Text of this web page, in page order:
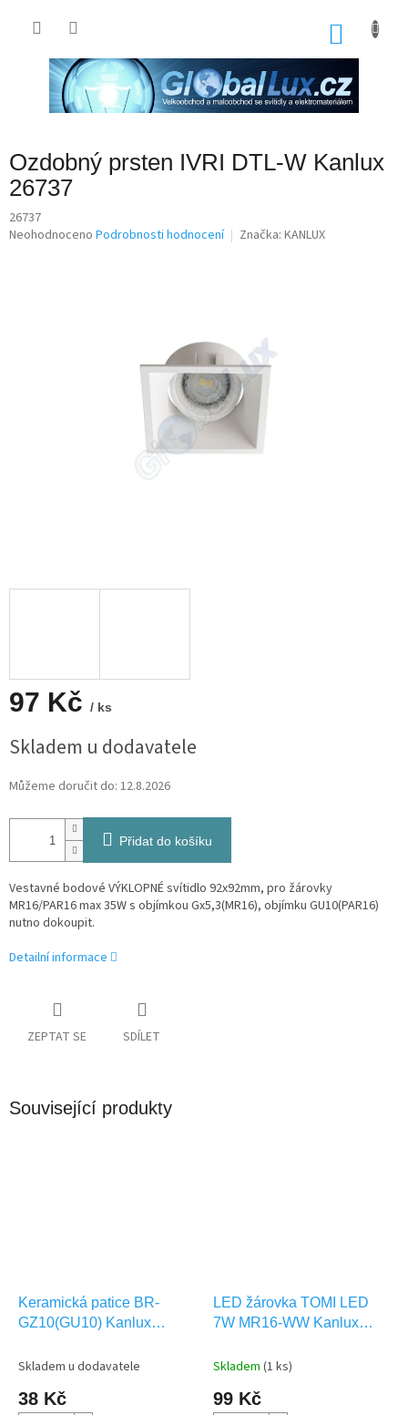
Ozdobný prsten IVRI DTL-W Kanlux
26737
26737
Průměrné
Neohodnoceno Podrobnosti hodnocení Značka: KANLUX
97 Kč / ks
cena:
Skladem u dodavatele
Můžeme doručit do: 12.8.2026
Přidat do košíku
Vestavné bodové VÝKLOPNÉ svítidlo 92x92mm, pro žárovky
MR16/PAR16 max 35W s objímkou Gx5,3(MR16), objímku GU10(PAR16)
nutno dokoupit.
Detailní informace
ZEPTAT SE SDÍLET
Související produkty
Keramická patice BR-
GZ10(GU10) Kanlux
Skladem u dodavatele
38 Kč
LED žárovka TOMI LED
7W MR16-WW Kanlux
Skladem (1 ks)
99 Kč